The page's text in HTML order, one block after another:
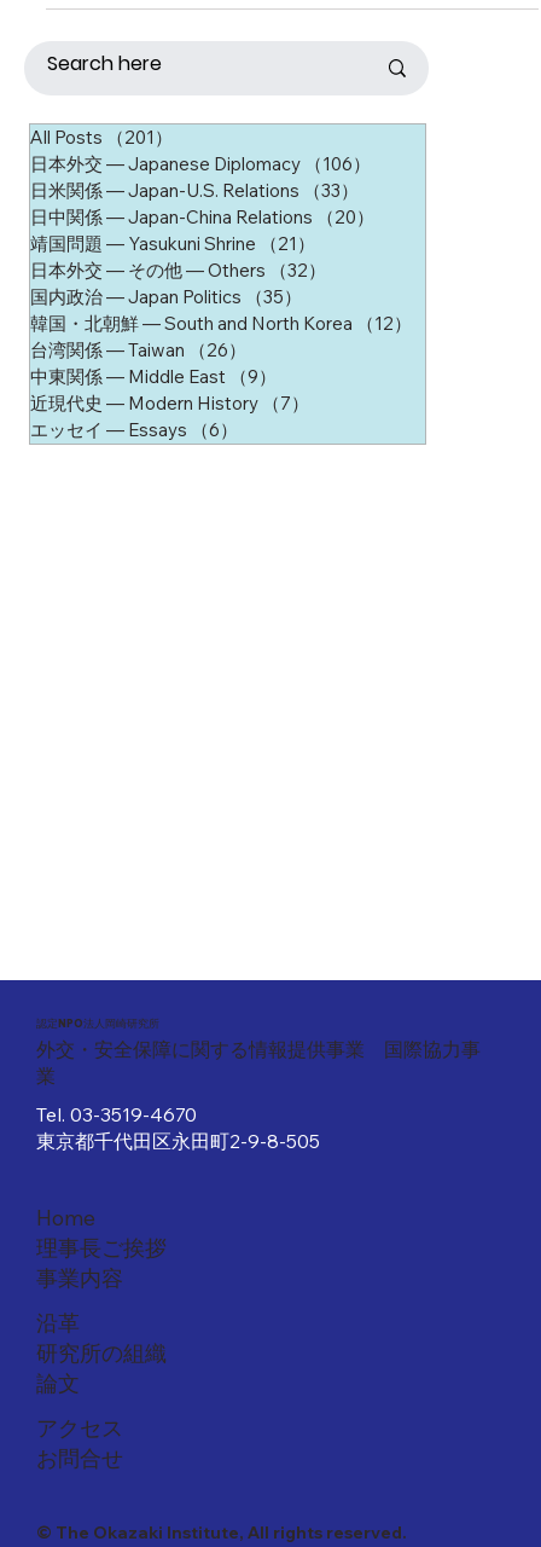
All Posts （201）
日本外交 ― Japanese Diplomacy
（106）
日米関係 ― Japan-U.S. Relations
（33）
日中関係 ― Japan-China Relations
（20）
靖国問題 ― Yasukuni Shrine
（21）
日本外交 ― その他 ― Others
（32）
国内政治 ― Japan Politics
（35）
韓国・北朝鮮 ― South and North Korea
（12）
台湾関係 ― Taiwan
（26）
中東関係 ― Middle East
（9）
近現代史 ― Modern History
（7）
エッセイ ― Essays
（6）
​認定NPO法人岡崎研究所
外交・安全保障に関する情報提供事業 国際協力事
業
Tel. 03-3519-4670
東京都千代田区永田町2-9-8-505
© The Okazaki Institute, All rights reserved.
アクセス
​お問合せ
Home
理事長ご挨拶
事業内容
沿革
研究所の組織
論文